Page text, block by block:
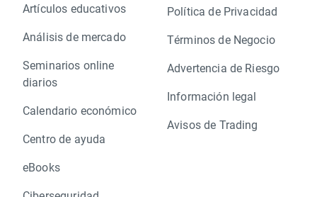
Artículos educativos
Análisis de mercado
Seminarios online
diarios
Calendario económico
Centro de ayuda
eBooks
Política de Privacidad
Términos de Negocio
Advertencia de Riesgo
Información legal
Avisos de Trading